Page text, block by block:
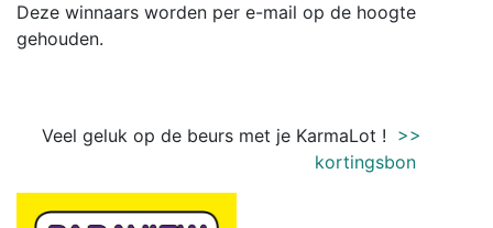
Deze winnaars worden per e-mail op de hoogte
gehouden.
Veel geluk op de beurs met je KarmaLot ! >>
kortingsbon